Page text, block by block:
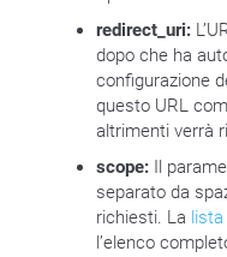
redirect_uri:
dopo che ha
configurazione
questo URL
altrimenti verrà
scope: Il
separato da
richiesti. La lista
l’elenco